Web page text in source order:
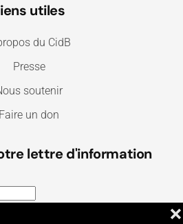
❌
utiles
du CidB
Presse
soutenir
Faire un don
lettre d'information